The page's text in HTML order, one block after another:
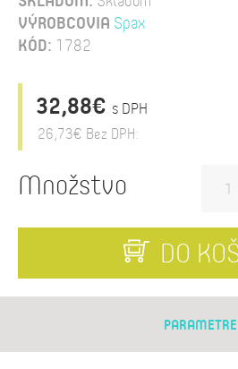
VÝROBCOVIA Spax
KÓD: 1782
32,88€ s DPH
26,73€ Bez DPH:
Množstvo
DO
PARAMETRE